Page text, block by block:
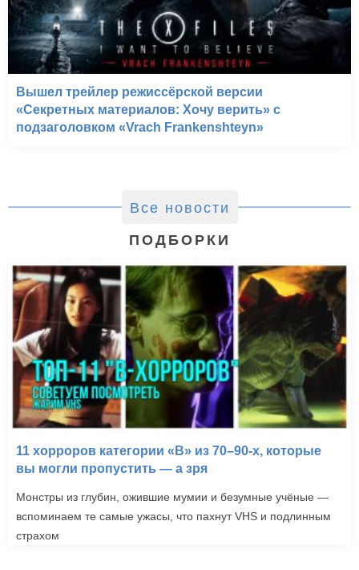
Вышел трейлер режиссёрской версии
«Секретных материалов: Хочу верить» с
подзаголовком «Vrach Frankenshteyn»
Все новости
ПОДБОРКИ
11 хорроров категории «B» из 70–90-х, которые
вы могли пропустить — а зря
Монстры из глубин, ожившие мумии и безумные учёные —
вспоминаем те самые ужасы, что пахнут VHS и подлинным
страхом